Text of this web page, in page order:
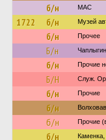
б/н МАС
1722 б/н Музей
б/н Прочее
Б/н
б/н Прочие
Б/Н Служ.
б/н Прочие
б/н
б/н Прочие
б/н